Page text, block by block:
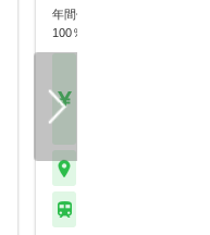
年間休日120日以上！復帰率
100％、現場の声を大…